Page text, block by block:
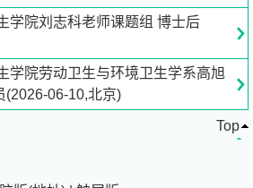
介
徽省芜湖市弋江区区，总占地面积近
。下辖2个子公司：格力电器（芜
力精密制造有限公司。主要从事家用
汽车、机器人中的精密铸件及废弃家
学院刘志科老师课题组 博士后
学院劳动卫生与环境卫生学系高旭
(2026-06-10,北京)
Top